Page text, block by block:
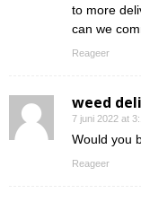
to more
can we
Reageer
weed
7 juni 2022 at
Would you
Reageer